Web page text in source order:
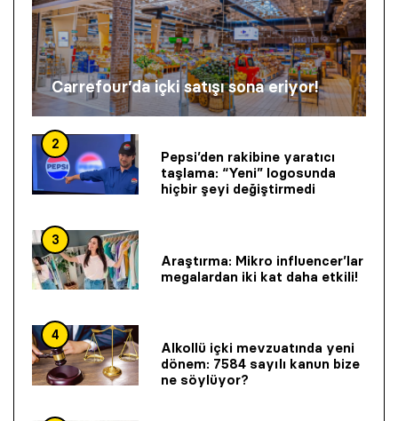
Carrefour’da içki satışı sona eriyor!
2
Pepsi’den rakibine yaratıcı
taşlama: “Yeni” logosunda
hiçbir şeyi değiştirmedi
3
Araştırma: Mikro influencer’lar
megalardan iki kat daha etkili!
4
Alkollü içki mevzuatında yeni
dönem: 7584 sayılı kanun bize
ne söylüyor?